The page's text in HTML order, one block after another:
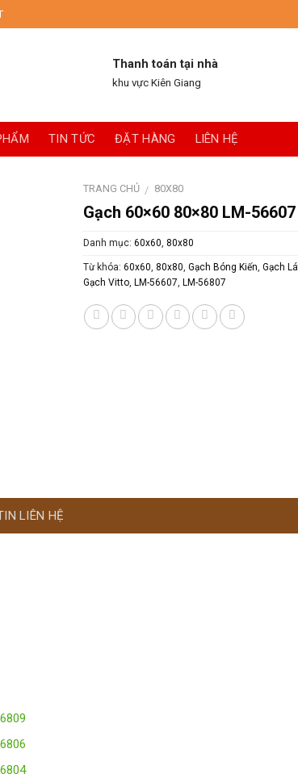
Thanh toán tại nhà
khu vực Kiên Giang
TIN TỨC ĐẶT HÀNG LIÊN HỆ
TRANG CHỦ / 80X80
Gạch 60×60 80×80 LM-
Danh mục: 60x60, 80x80
Từ khóa: 60x60, 80x80, Gạch Bóng Kiến, Gạch
Gạch Vitto, LM-56607, LM-56807
LIÊN HỆ